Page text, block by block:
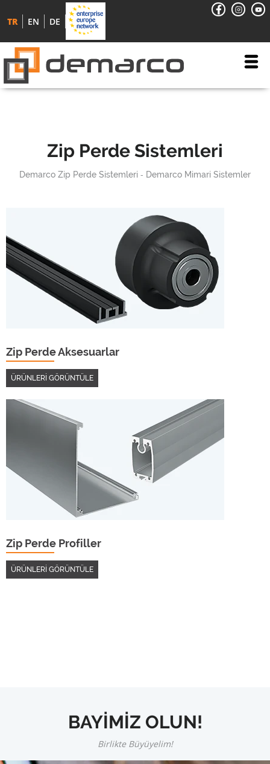
TR EN DE
Zip Perde Sistemleri
Demarco Zip Perde Sistemleri Demarco Mimari Sistemler
Zip Perde Aksesuarlar
ÜRÜNLERİ GÖRÜNTÜLE
Zip Perde Profiller
ÜRÜNLERİ GÖRÜNTÜLE
BAYİMİZ OLUN!
Birlikte Büyüyelim!